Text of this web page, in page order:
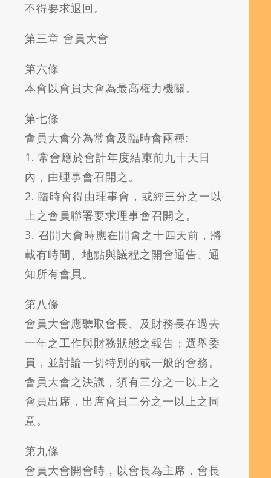
不得要求退回。
第三章 會員大會
第六條
本會以會員大會為最高權力機關。
第七條
會員大會分為常會及臨時會兩種:
1. 常會應於會計年度結束前九十天日
內，由理事會召開之。
2. 臨時會得由理事會，或經三分之一以
上之會員聯署要求理事會召開之。
3. 召開大會時應在開會之十四天前，將
載有時間、地點與議程之開會通告、通
知所有會員。
第八條
會員大會應聽取會長、及財務長在過去
一年之工作與財務狀態之報告；選舉委
員，並討論一切特別的或一般的會務。
會員大會之決議，須有三分之一以上之
會員出席，出席會員二分之一以上之同
意。
第九條
會員大會開會時，以會長為主席，會長